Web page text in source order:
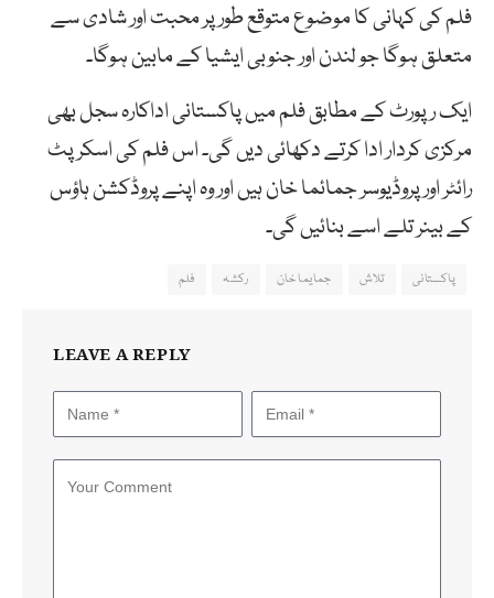
فلم کی کہانی کا موضوع متوقع طور پر محبت اور شادی سے
متعلق ہوگا جو لندن اور جنوبی ایشیا کے مابین ہوگا۔
ایک رپورٹ کے مطابق فلم میں پاکستانی اداکارہ سجل بھی
مرکزی کردار ادا کرتے دکھائی دیں گی۔ اس فلم کی اسکرپٹ
رائٹر اور پروڈیوسر جمائما خان ہیں اور وہ اپنے پروڈکشن ہاؤس
کے بینر تلے اسے بنائیں گی۔
پاکستانی تلاش جمایما خان رکشہ فلم
LEAVE A REPLY